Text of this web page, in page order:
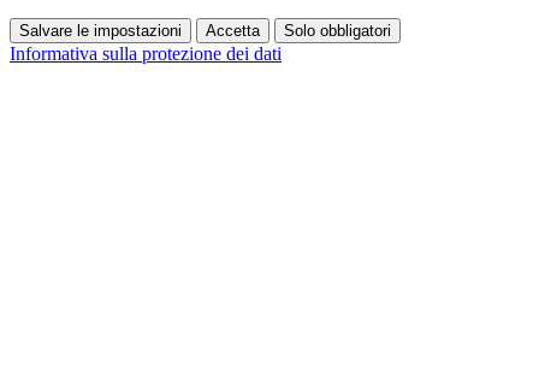
Salvare le impostazioni Accetta Solo obbligatori
Informativa sulla protezione dei dati